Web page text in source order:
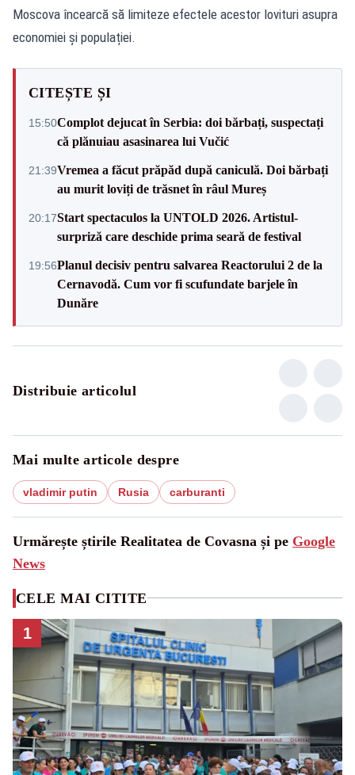
Moscova încearcă să limiteze efectele acestor lovituri asupra
economiei și populației.
CITEȘTE ȘI
15:50Complot dejucat în Serbia: doi bărbați, suspectați
că plănuiau asasinarea lui Vučić
21:39Vremea a făcut prăpăd după caniculă. Doi bărbați
au murit loviți de trăsnet în râul Mureș
20:17Start spectaculos la UNTOLD 2026. Artistul-
surpriză care deschide prima seară de festival
19:56Planul decisiv pentru salvarea Reactorului 2 de la
Cernavodă. Cum vor fi scufundate barjele în
Dunăre
Distribuie articolul
Mai multe articole despre
vladimir putin Rusia carburanti
Urmărește știrile Realitatea de Covasna și pe Google
News
CELE MAI CITITE
1